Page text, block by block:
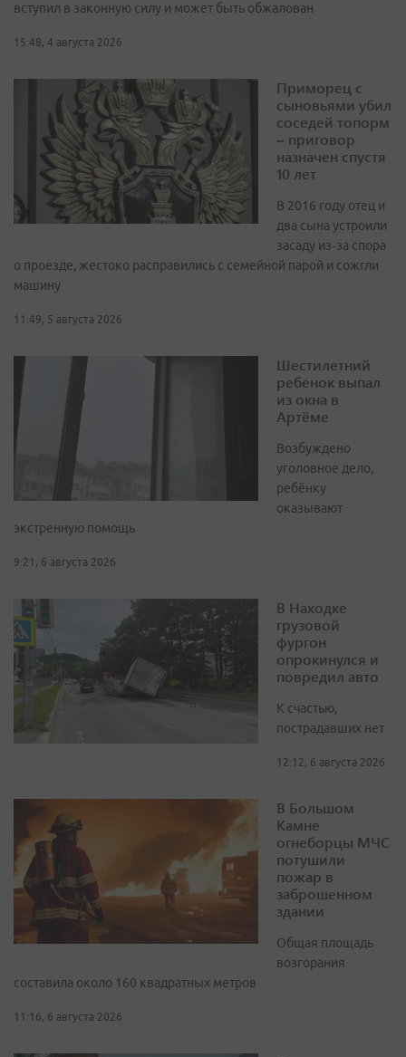
вступил в законную силу и может быть обжалован
15:48, 4 августа 2026
Приморец с
сыновьями убил
соседей топорм
– приговор
назначен спустя
10 лет
В 2016 году отец и
два сына устроили
засаду из‑за спора
о проезде, жестоко расправились с семейной парой и сожгли
машину
11:49, 5 августа 2026
Шестилетний
ребенок выпал
из окна в
Артёме
Возбуждено
уголовное дело,
ребёнку
оказывают
экстренную помощь
9:21, 6 августа 2026
В Находке
грузовой
фургон
опрокинулся и
повредил авто
К счастью,
пострадавших нет
12:12, 6 августа 2026
В Большом
Камне
огнеборцы МЧС
потушили
пожар в
заброшенном
здании
Общая площадь
возгорания
составила около 160 квадратных метров
11:16, 6 августа 2026